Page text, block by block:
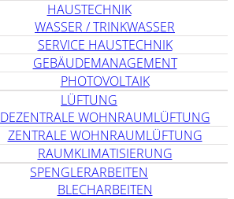
HAUSTECHNIK
WASSER / TRINKWASSER
SERVICE HAUSTECHNIK
GEBÄUDEMANAGEMENT
PHOTOVOLTAIK
LÜFTUNG
DEZENTRALE WOHNRAUMLÜFTUNG
ZENTRALE WOHNRAUMLÜFTUNG
RAUMKLIMATISIERUNG
SPENGLERARBEITEN
BLECHARBEITEN